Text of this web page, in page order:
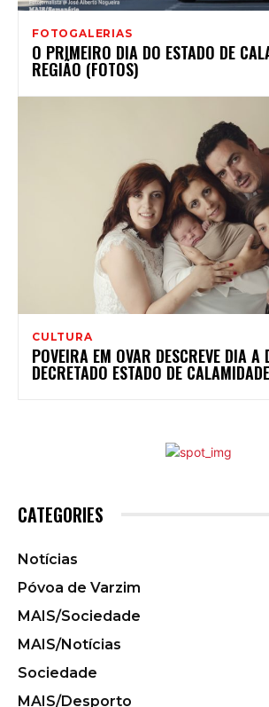
FOTOGALERIAS
O PRIMEIRO DIA DO ESTADO DE
REGIÃO (FOTOS)
CULTURA
POVEIRA EM OVAR DESCREVE DIA A
DECRETADO ESTADO DE CALAMIDADE
CATEGORIES
Notícias
Póvoa de Varzim
MAIS/Sociedade
MAIS/Notícias
Sociedade
MAIS/Desporto